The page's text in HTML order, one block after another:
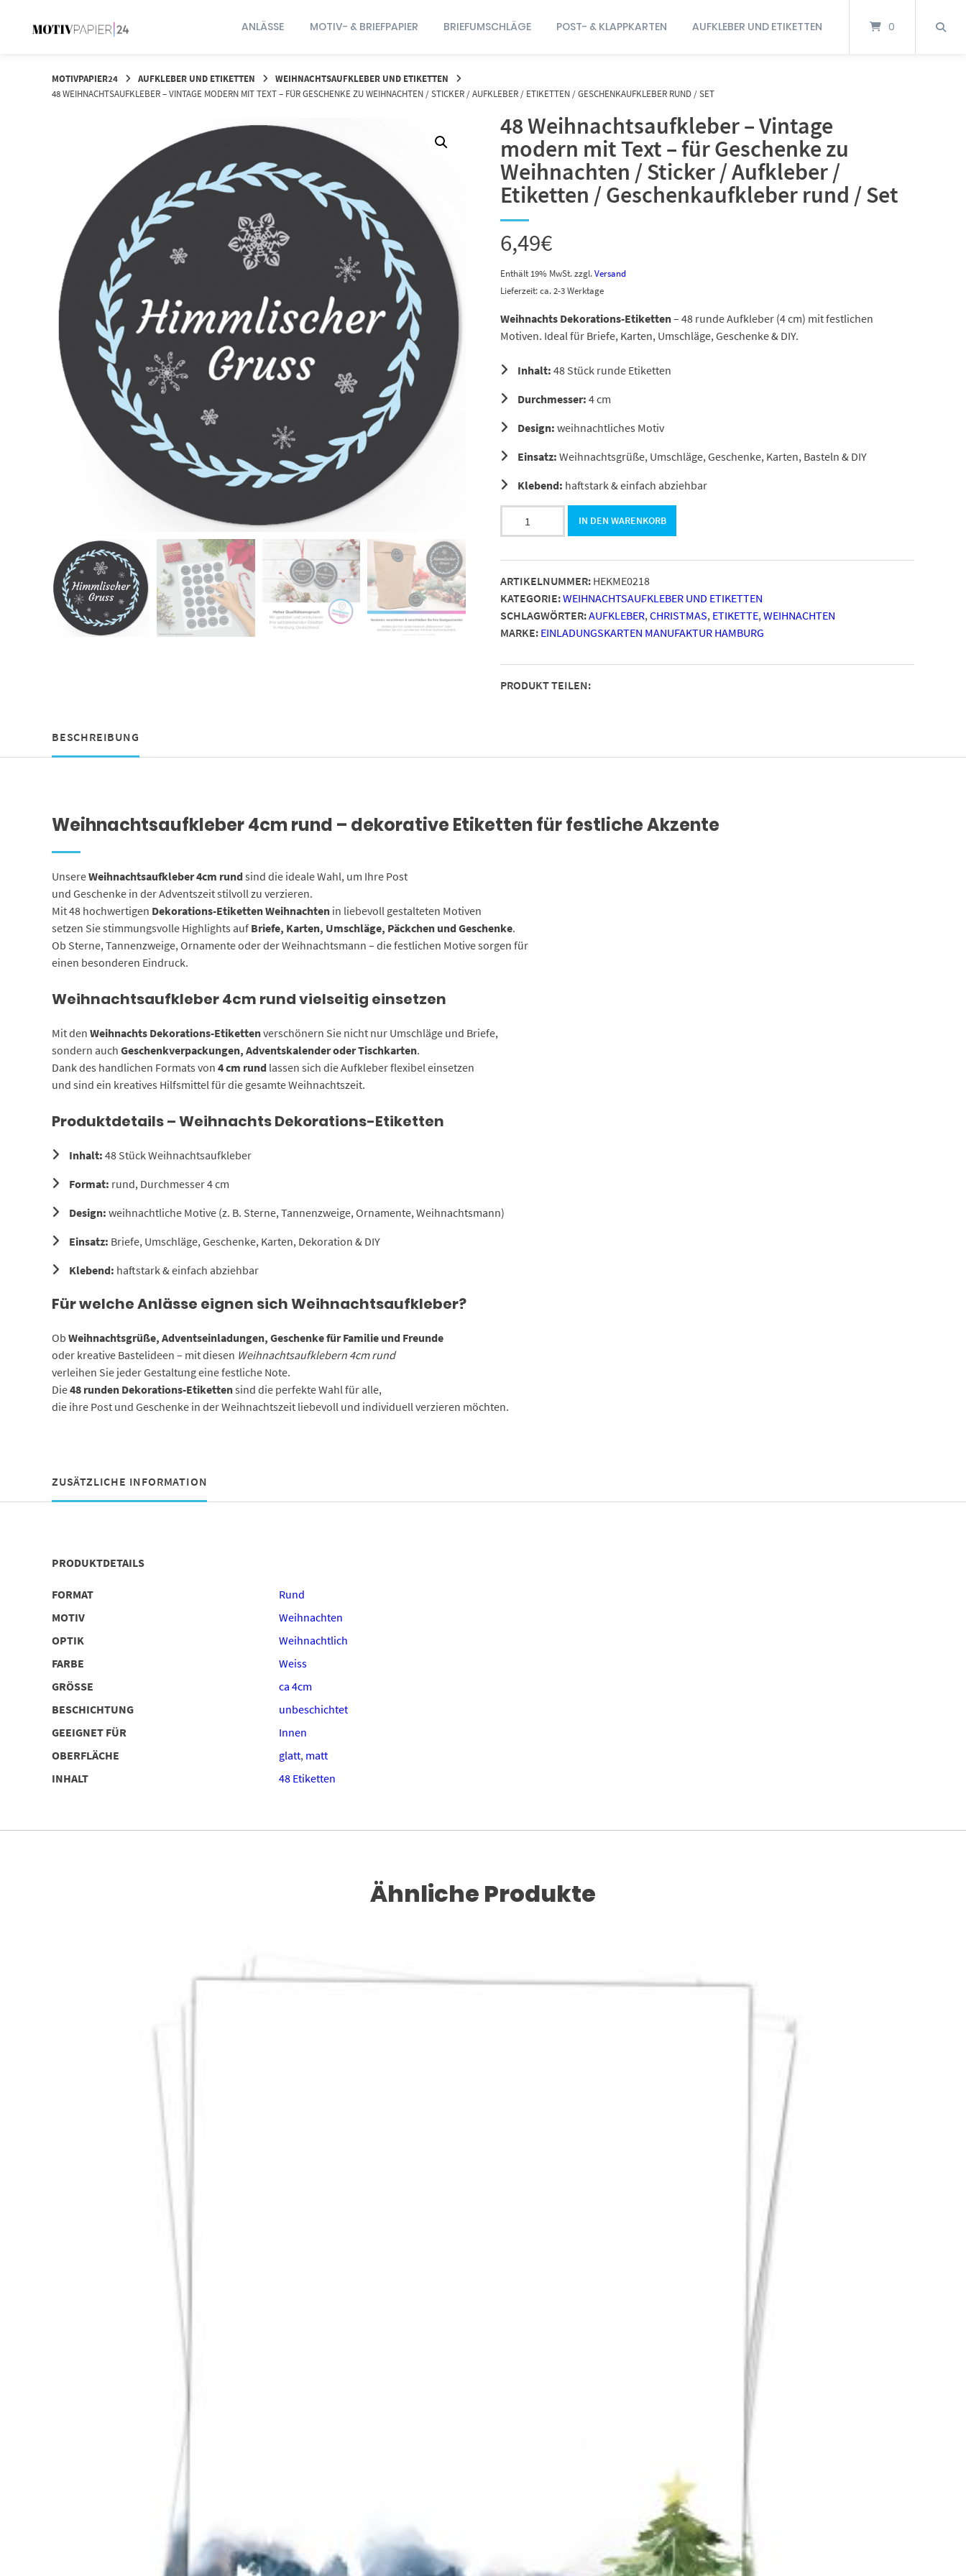
ANLÄSSE MOTIV- & BRIEFPAPIER BRIEFUMSCHLÄGE POST- & KLAPPKARTEN AUFKLEBER UND ETIKETTEN 0
MOTIVPAPIER24 AUFKLEBER UND ETIKETTEN
WEIHNACHTSAUFKLEBER UND ETIKETTEN
48 WEIHNACHTSAUFKLEBER – VINTAGE MODERN MIT TEXT – FÜR GESCHENKE ZU WEIHNACHTEN / STICKER / AUFKLEBER / ETIKETTEN / GESCHENKAUFKLEBER RUND / SET
48 Weihnachtsaufkleber – Vintage
modern mit Text – für Geschenke zu
Weihnachten / Sticker / Aufkleber /
Etiketten / Geschenkaufkleber rund / Set
6,49€
Enthält 19% MwSt.zzgl.Versand
Lieferzeit: ca. 2-3 Werktage
Weihnachts Dekorations-Etiketten– 48 runde Aufkleber (4 cm) mit festlichen
Motiven. Ideal für Briefe, Karten, Umschläge, Geschenke & DIY.
Inhalt: 48 Stück runde Etiketten
Durchmesser: 4 cm
Design: weihnachtliches Motiv
Einsatz: Weihnachtsgrüße, Umschläge, Geschenke, Karten, Basteln & DIY
Klebend: haftstark & einfach abziehbar
Weihnachtsaufkleber
Vintage
modern
mit
Text
-
Geschenke
zu
/
/
IN DEN WARENKORB
ARTIKELNUMMER: HEKME0218
KATEGORIE:WEIHNACHTSAUFKLEBER UND ETIKETTEN
SCHLAGWÖRTER:AUFKLEBER, CHRISTMAS, ETIKETTE, WEIHNACHTEN
MARKE: EINLADUNGSKARTEN MANUFAKTUR HAMBURG
PRODUKT TEILEN:
BESCHREIBUNG
Weihnachtsaufkleber 4cm rund – dekorative Etiketten für festliche Akzente
UnsereWeihnachtsaufkleber 4cm rundsind die ideale Wahl, um Ihre Post
und Geschenke in der Adventszeit stilvoll zu verzieren.
Mit 48 hochwertigen Dekorations-Etiketten Weihnachtenin liebevoll gestalteten Motiven
setzen Sie stimmungsvolle Highlights auf Briefe, Karten, Umschläge, Päckchen und Geschenke.
Ob Sterne, Tannenzweige, Ornamente oder der Weihnachtsmann – die festlichen Motive sorgen für
einen besonderen Eindruck.
Weihnachtsaufkleber 4cm rund vielseitig einsetzen
Mit den Weihnachts Dekorations-Etikettenverschönern Sie nicht nur Umschläge und Briefe,
sondern auch Geschenkverpackungen, Adventskalender oder Tischkarten.
Dank des handlichen Formats von 4 cm rundlassen sich die Aufkleber flexibel einsetzen
und sind ein kreatives Hilfsmittel für die gesamte Weihnachtszeit.
Produktdetails – Weihnachts Dekorations-Etiketten
Inhalt: 48 Stück Weihnachtsaufkleber
Format: rund, Durchmesser 4 cm
Design: weihnachtliche Motive (z. B. Sterne, Tannenzweige, Ornamente, Weihnachtsmann)
Einsatz: Briefe, Umschläge, Geschenke, Karten, Dekoration & DIY
Klebend: haftstark & einfach abziehbar
Für welche Anlässe eignen sich Weihnachtsaufkleber?
Ob Weihnachtsgrüße, Adventseinladungen, Geschenke für Familie und Freunde
oder kreative Bastelideen – mit diesen Weihnachtsaufklebern 4cm rund
verleihen Sie jeder Gestaltung eine festliche Note.
Die48 runden Dekorations-Etikettensind die perfekte Wahl für alle,
die ihre Post und Geschenke in der Weihnachtszeit liebevoll und individuell verzieren möchten.
ZUSÄTZLICHE INFORMATION
PRODUKTDETAILS
FORMAT
Rund
MOTIV
Weihnachten
OPTIK
Weihnachtlich
FARBE
Weiss
GRÖSSE
ca 4cm
BESCHICHTUNG
unbeschichtet
GEEIGNET FÜR
Innen
OBERFLÄCHE
glatt, matt
INHALT
48 Etiketten
Ähnliche Produkte